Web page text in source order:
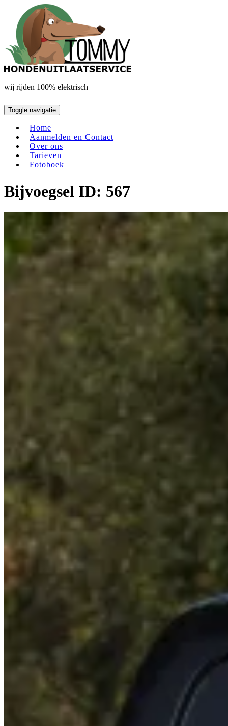
Doorgaan
inhoud
wij rijden 100% elektrisch
Toggle navigatie
Home
Aanmelden en Contact
Over ons
Tarieven
Fotoboek
Bijvoegsel ID: 567